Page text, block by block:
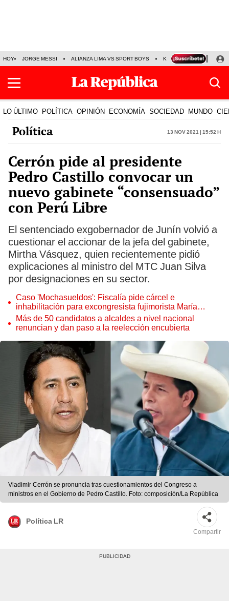
HOY JORGE MESSI ALIANZA LIMA VS SPORT BOYS KENJI FUJIMORI
LO ÚLTIMO POLÍTICA OPINIÓN ECONOMÍA SOCIEDAD MUNDO
Política 13 Nov 2021 | 15:52 h
Cerrón pide al presidente
Pedro Castillo convocar un
nuevo gabinete “consensuado”
con Perú Libre
El sentenciado exgobernador de Junín volvió a
cuestionar el accionar de la jefa del gabinete,
Mirtha Vásquez, quien recientemente pidió
explicaciones al ministro del MTC Juan Silva
por designaciones en su sector.
Caso 'Mochasueldos': Fiscalía pide cárcel e
inhabilitación para excongresista fujimorista María
Cordero Jon Tay
Más de 50 candidatos a alcaldes a nivel nacional
renuncian y dan paso a la reelección encubierta
Vladimir Cerrón se pronuncia tras cuestionamientos del Congreso a
ministros en el Gobierno de Pedro Castillo. Foto: composición/La República
Política LR
Compartir